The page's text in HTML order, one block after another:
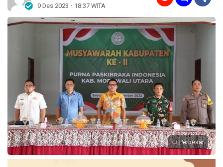
9 Des 2023 - 18:37 WITA
Perbesar